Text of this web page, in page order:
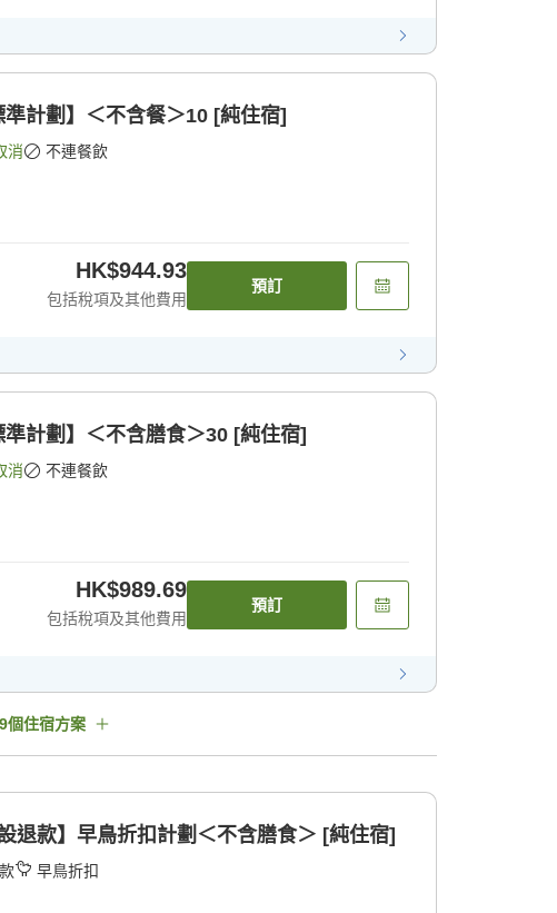
計劃】＜不含餐＞10 [純住宿]
消 不連餐飲
HK$944.93
包括稅項及其他費用
預訂
計劃】＜不含膳食＞30 [純住宿]
消 不連餐飲
HK$989.69
包括稅項及其他費用
預訂
9個住宿方案
退款】早鳥折扣計劃＜不含膳食＞ [純住宿]
早鳥折扣